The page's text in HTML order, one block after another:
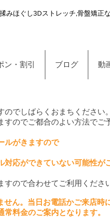
ほぐし3Dストレッチ,骨盤矯正
ン・割引 ブログ 動
でしばらくおまちください。
すのでご都合のよい方法でご
ルがきますので
応ができていない可能性が
ので合わせてご利用くださ
ん。当日お電話かご来店時
料金のご案内となります。